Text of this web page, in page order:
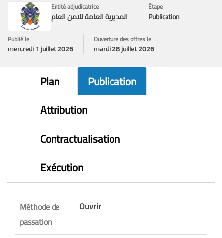
Entité adjudicatrice
المديرية العامة للامن العام
Étape
Publication
Publié le
mercredi 1 juillet 2026
Ouverture des offres le
mardi 28 juillet 2026
Plan
Publication
Attribution
Contractualisation
Exécution
Méthode de
passation
Ouvrir